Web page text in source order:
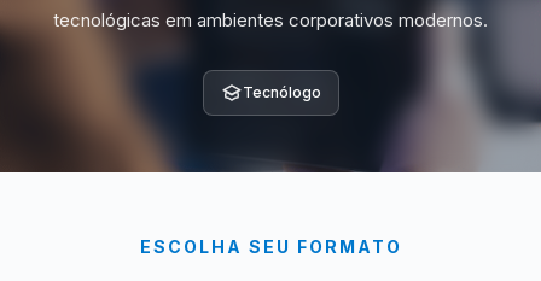
tecnológicas em ambientes corporativos modernos.
Tecnólogo
ESCOLHA SEU FORMATO